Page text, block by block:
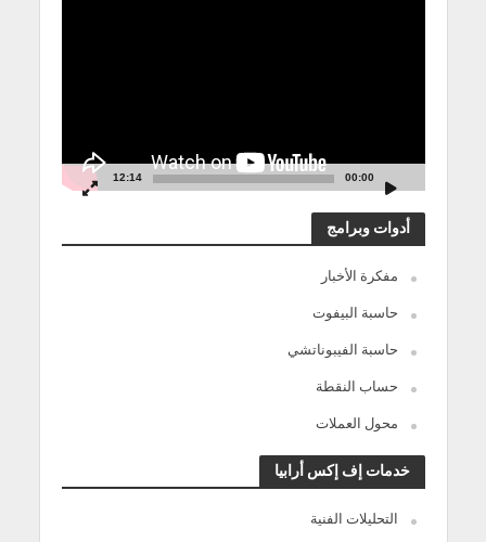
00:00
12:14
أدوات وبرامج
مفكرة الأخبار
حاسبة البيفوت
حاسبة الفيبوناتشي
حساب النقطة
محول العملات
خدمات إف إكس أرابيا
التحليلات الفنية